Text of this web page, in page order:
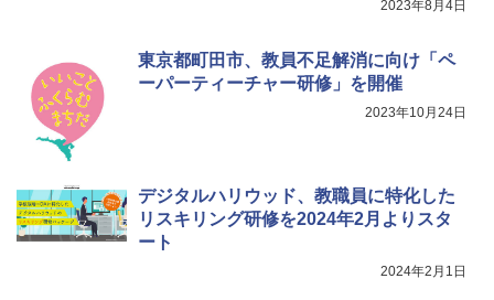
5 Fernrohr:実験用キャビネット
2023年8月4日
東京都町田市、教員不足解消に向け「ペ
ーパーティーチャー研修」を開催
2023年10月24日
デジタルハリウッド、教職員に特化した
リスキリング研修を2024年2月よりスタ
ート
2024年2月1日